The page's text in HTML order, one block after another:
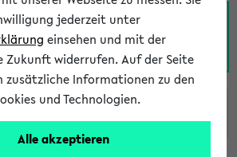
H I J K L M N O
W X Y
Z
jederzeit unter
einsehen und mit der
Zukunft widerrufen. Auf der Seite
zusätzliche Informationen zu den
und Technologien.
Alle akzeptieren